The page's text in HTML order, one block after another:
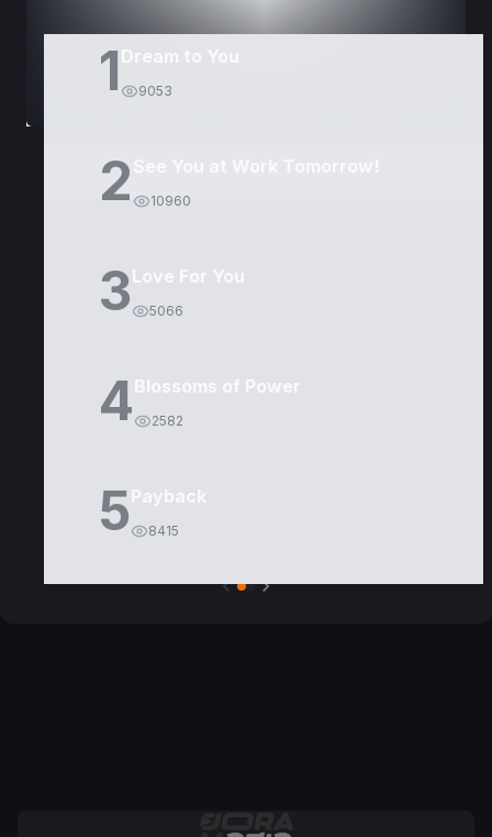
1 Dream to You
9053
2 10960
3Love For You
5066
4Blossoms of Power
2582
5Payback
8415